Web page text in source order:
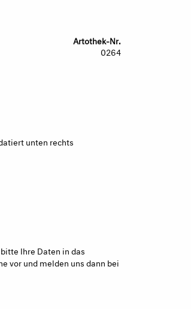
Artothek-Nr.
0264
unten rechts
Ihre Daten in das
vor und melden uns dann bei